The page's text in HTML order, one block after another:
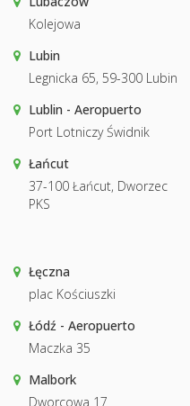
Kolejowa
Lubin
Legnicka 65, 59-300 Lubin
Lublin - Aeropuerto
Port Lotniczy Świdnik
Łańcut
37-100 Łańcut, Dworzec
PKS
Łęczna
plac Kościuszki
Łódź - Aeropuerto
Maczka 35
Malbork
Dworcowa 17